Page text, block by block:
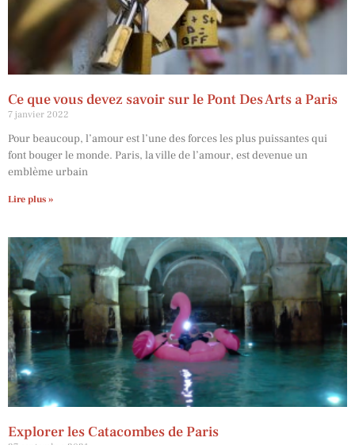
Ce que vous devez savoir sur le Pont Des Arts a Paris
7 janvier 2022
Pour beaucoup, l’amour est l’une des forces les plus puissantes qui
font bouger le monde. Paris, la ville de l’amour, est devenue un
emblème urbain
Lire plus »
Explorer les Catacombes de Paris